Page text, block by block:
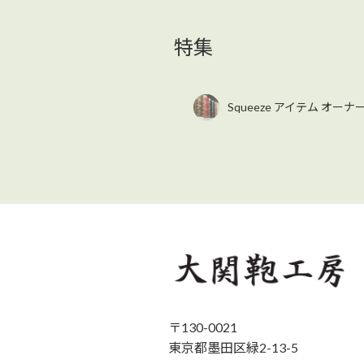
特集
Squeeze アイテム オーナ
〒130-0021
東京都墨田区緑2-13-5